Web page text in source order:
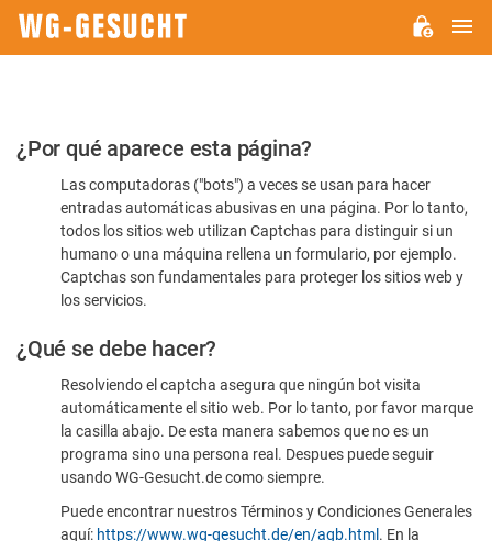
Por
favor,
confirme
humano
¿Por qué aparece esta página?
Las computadoras ("bots") a veces se usan para hacer
entradas automáticas abusivas en una página. Por lo tanto,
todos los sitios web utilizan Captchas para distinguir si un
humano o una máquina rellena un formulario, por ejemplo.
Captchas son fundamentales para proteger los sitios web y
los servicios.
¿Qué se debe hacer?
Resolviendo el captcha asegura que ningún bot visita
automáticamente el sitio web. Por lo tanto, por favor marque
la casilla abajo. De esta manera sabemos que no es un
programa sino una persona real. Despues puede seguir
usando WG-Gesucht.de como siempre.
Puede encontrar nuestros Términos y Condiciones Generales
aquí: https://www.wg-gesucht.de/en/agb.html . En la